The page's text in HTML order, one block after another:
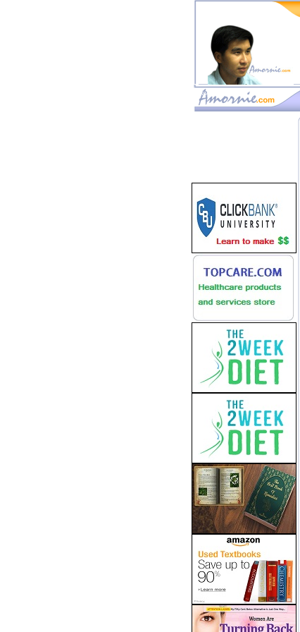
www.amornie.com>